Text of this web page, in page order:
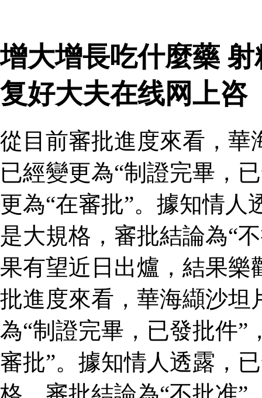
增大增長吃什麼藥
复好大夫在线网上咨
從目前審批進度來看，華
已經變更為“制證完畢，
更為“在審批”。據知情
是大規格，審批結論為“
果有望近日出爐，結果樂
批進度來看，華海纈沙坦
為“制證完畢，已發批件”
審批”。據知情人透露，